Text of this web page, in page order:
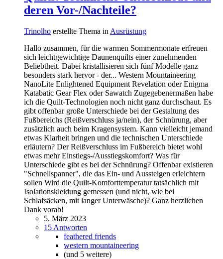
deren Vor-/Nachteile?
Trinolho erstellte Thema in Ausrüstung
Hallo zusammen, für die warmen Sommermonate erfreuen
sich leichtgewichtige Daunenquilts einer zunehmenden
Beliebtheit. Dabei kristallisieren sich fünf Modelle ganz
besonders stark hervor - der... Western Mountaineering
NanoLite Enlightened Equipment Revelation oder Enigma
Katabatic Gear Flex oder Sawatch Zugegebenermaßen habe
ich die Quilt-Technologien noch nicht ganz durchschaut. Es
gibt offenbar große Unterschiede bei der Gestaltung des
Fußbereichs (Reißverschluss ja/nein), der Schnürung, aber
zusätzlich auch beim Kragensystem. Kann vielleicht jemand
etwas Klarheit bringen und die technischen Unterschiede
erläutern? Der Reißverschluss im Fußbereich bietet wohl
etwas mehr Einstiegs-/Ausstiegskomfort? Was für
Unterschiede gibt es bei der Schnürung? Offenbar existieren
"Schnellspanner", die das Ein- und Aussteigen erleichtern
sollen Wird die Quilt-Komforttemperatur tatsächlich mit
Isolationskleidung gemessen (und nicht, wie bei
Schlafsäcken, mit langer Unterwäsche)? Ganz herzlichen
Dank vorab!
5. März 2023
15 Antworten
feathered friends
western mountaineering
(und 5 weitere)